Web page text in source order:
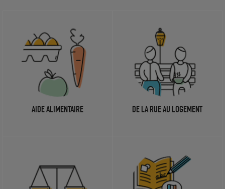
AIDE ALIMENTAIRE DE LA RUE AU LOGEMENT